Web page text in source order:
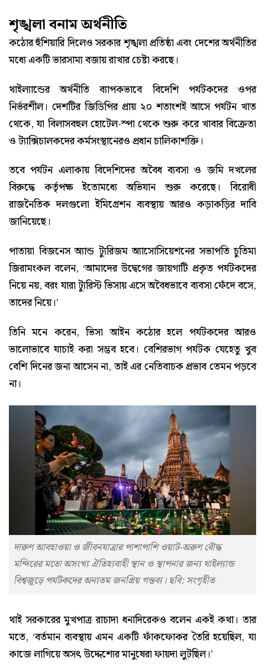
শৃঙ্খলা বনাম অর্থনীতি
কঠোর হুঁশিয়ারি দিলেও সরকার শৃঙ্খলা প্রতিষ্ঠা এবং দেশের অর্থনীতির
মধ্যে একটি ভারসাম্য বজায় রাখার চেষ্টা করছে।
থাইল্যান্ডের অর্থনীতি ব্যাপকভাবে বিদেশি পর্যটকদের ওপর
নির্ভরশীল। দেশটির জিডিপির প্রায় ২০ শতাংশই আসে পর্যটন খাত
থেকে, যা বিলাসবহুল হোটেল-স্পা থেকে শুরু করে খাবার বিক্রেতা
ও ট্যাক্সিচালকদের কর্মসংস্থানেরও প্রধান চালিকাশক্তি।
তবে পর্যটন এলাকায় বিদেশিদের অবৈধ ব্যবসা ও জমি দখলের
বিরুদ্ধে কর্তৃপক্ষ ইতোমধ্যে অভিযান শুরু করেছে। বিরোধী
রাজনৈতিক দলগুলো ইমিগ্রেশন ব্যবস্থায় আরও কড়াকড়ির দাবি
জানিয়েছে।
পাতায়া বিজনেস অ্যান্ড ট্যুরিজম অ্যাসোসিয়েশনের সভাপতি চুতিমা
জিরামংকল বলেন, ‘আমাদের উদ্বেগের জায়গাটি প্রকৃত পর্যটকদের
নিয়ে নয়, বরং যারা ট্যুরিস্ট ভিসায় এসে অবৈধভাবে ব্যবসা ফেঁদে বসে,
তাদের নিয়ে।’
তিনি মনে করেন, ভিসা আইন কঠোর হলে পর্যটকদের আরও
ভালোভাবে যাচাই করা সম্ভব হবে। বেশিরভাগ পর্যটক যেহেতু খুব
বেশি দিনের জন্য আসেন না, তাই এর নেতিবাচক প্রভাব তেমন পড়বে
না।
দারুণ আবহাওয়া ও জীবনযাত্রার পাশাপাশি ওয়াট-অরুণ বৌদ্ধ
মন্দিরের মতো অসংখ্য ঐতিহ্যবাহী স্থান ও স্থাপনার জন্য থাইল্যান্ড
বিশ্বজুড়ে পর্যটকদের অন্যতম জনপ্রিয় গন্তব্য। ছবি: সংগৃহীত
থাই সরকারের মুখপাত্র রাচাদা ধনাদিরেকও বলেন একই কথা। তার
মতে, ‘বর্তমান ব্যবস্থায় এমন একটি ফাঁকফোকর তৈরি হয়েছিল, যা
কাজে লাগিয়ে অসৎ উদ্দেশ্যের মানুষেরা ফায়দা লুটছিল।’